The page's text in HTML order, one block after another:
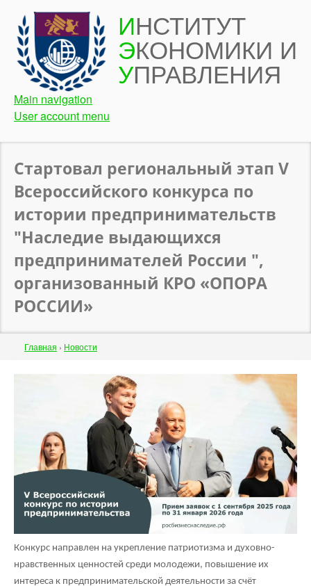
Перейти
основному
содержанию
ИНСТИТУТ
ЭКОНОМИКИ И
УПРАВЛЕНИЯ
Main navigation
User account menu
Стартовал региональный этап V
Всероссийского конкурса по
истории предпринимательств
"Наследие выдающихся
предпринимателей России ",
организованный КРО «ОПОРА
РОССИИ»
Строка
навигации
Главная › Новости
Конкурс направлен на укрепление патриотизма и духовно-
нравственных ценностей среди молодежи, повышение их
интереса к предпринимательской деятельности за счёт